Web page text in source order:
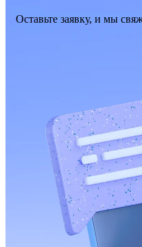
Оставьте заявку, и мы